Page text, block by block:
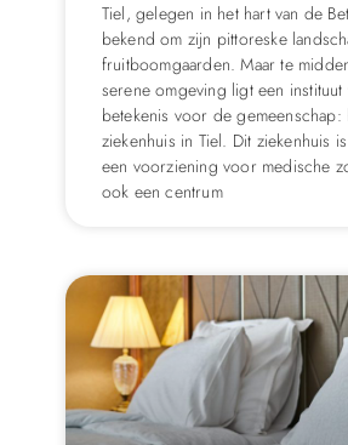
Tiel, gelegen in het hart van de
bekend om zijn pittoreske
fruitboomgaarden. Maar te
serene omgeving ligt een
betekenis voor de gemeenschap:
ziekenhuis in Tiel. Dit ziekenhuis
een voorziening voor medische
ook een centrum